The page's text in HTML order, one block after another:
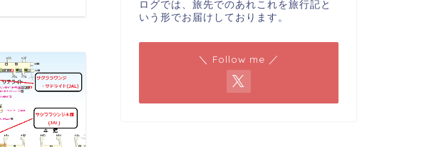
ログでは、旅先でのあれこれを旅行記と
いう形でお届けしております。
＼ Follow me ／